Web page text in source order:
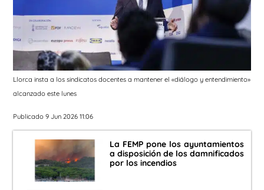
Llorca insta a los sindicatos docentes a mantener el «diálogo y entendimiento»
alcanzado este lunes
Publicado 9 Jun 2026 11:06
La FEMP pone los ayuntamientos
a disposición de los damnificados
por los incendios